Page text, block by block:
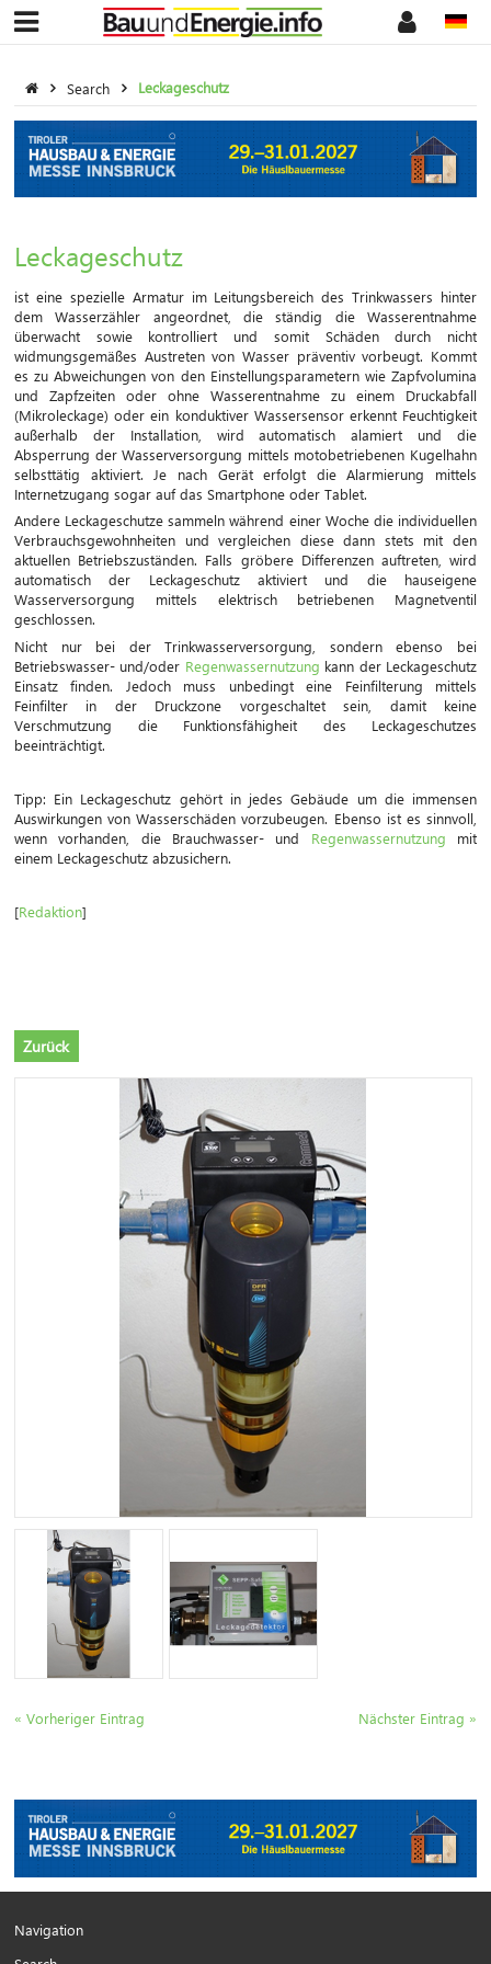
Search Leckageschutz
Leckageschutz
ist eine spezielle Armatur im Leitungsbereich des Trinkwassers hinter
dem Wasserzähler angeordnet, die ständig die Wasserentnahme
überwacht sowie kontrolliert und somit Schäden durch nicht
widmungsgemäßes Austreten von Wasser präventiv vorbeugt. Kommt
es zu Abweichungen von den Einstellungsparametern wie Zapfvolumina
und Zapfzeiten oder ohne Wasserentnahme zu einem Druckabfall
(Mikroleckage) oder ein konduktiver Wassersensor erkennt Feuchtigkeit
außerhalb der Installation, wird automatisch alamiert und die
Absperrung der Wasserversorgung mittels motobetriebenen Kugelhahn
selbsttätig aktiviert. Je nach Gerät erfolgt die Alarmierung mittels
Internetzugang sogar auf das Smartphone oder Tablet.
Andere Leckageschutze sammeln während einer Woche die individuellen
Verbrauchsgewohnheiten und vergleichen diese dann stets mit den
aktuellen Betriebszuständen. Falls gröbere Differenzen auftreten, wird
automatisch der Leckageschutz aktiviert und die hauseigene
Wasserversorgung mittels elektrisch betriebenen Magnetventil
geschlossen.
Nicht nur bei der Trinkwasserversorgung, sondern ebenso bei
Betriebswasser- und/oder Regenwassernutzung kann der Leckageschutz
Einsatz finden. Jedoch muss unbedingt eine Feinfilterung mittels
Feinfilter in der Druckzone vorgeschaltet sein, damit keine
Verschmutzung die Funktionsfähigheit des Leckageschutzes
beeinträchtigt.
Tipp: Ein Leckageschutz gehört in jedes Gebäude um die immensen
Auswirkungen von Wasserschäden vorzubeugen. Ebenso ist es sinnvoll,
wenn vorhanden, die Brauchwasser- und Regenwassernutzung mit
einem Leckageschutz abzusichern.
[Redaktion]
Zurück
« Vorheriger Eintrag Nächster Eintrag »
Navigation